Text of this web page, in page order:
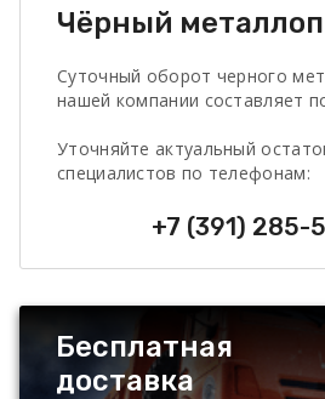
Чёрный
Суточный оборот черного
нашей компании составляет
Уточняйте актуальный
специалистов по телефонам:
+7 (391) 285-
Бесплатная
доставка